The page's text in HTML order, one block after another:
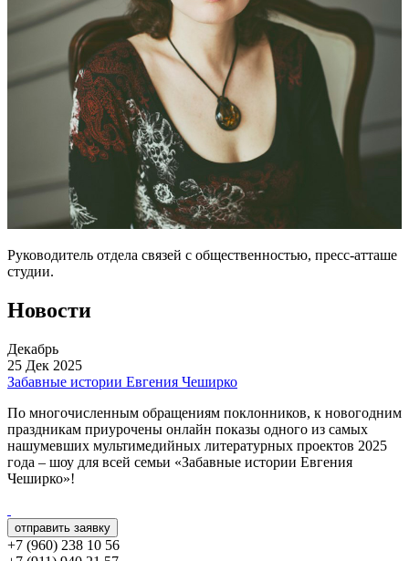
Руководитель отдела связей с общественностью, пресс-атташе
студии.
Новости
Декабрь
25 Дек 2025
Забавные истории Евгения Чеширко
По многочисленным обращениям поклонников, к новогодним
праздникам приурочены онлайн показы одного из самых
нашумевших мультимедийных литературных проектов 2025
года – шоу для всей семьи «Забавные истории Евгения
Чеширко»!
отправить заявку
+7 (960) 238 10 56